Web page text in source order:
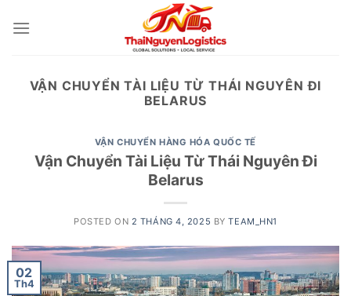
VẬN CHUYỂN TÀI LIỆU TỪ THÁI NGUYÊN ĐI
BELARUS
VẬN CHUYỂN HÀNG HÓA QUỐC TẾ
Vận Chuyển Tài Liệu Từ Thái Nguyên Đi
Belarus
POSTED ON 2 THÁNG 4, 2025 BYTEAM_HN1
02
Th4